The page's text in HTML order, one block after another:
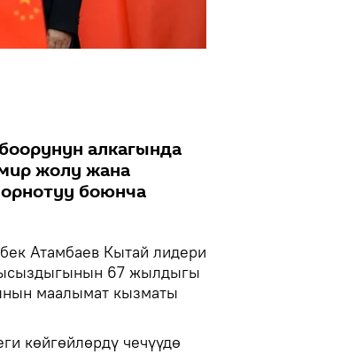
алкагында
жолу жана
боюнча
Атамбаев Кытай лидери
67 жылдыгы
маалымат кызматы
көйгөйлөрдү чечүүдө